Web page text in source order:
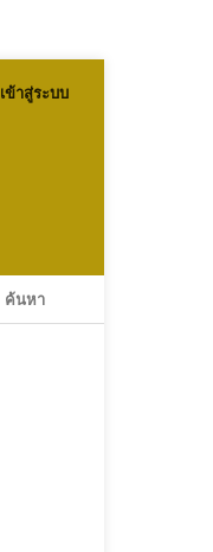
ค้นหา
เข้าสู่ระบบ